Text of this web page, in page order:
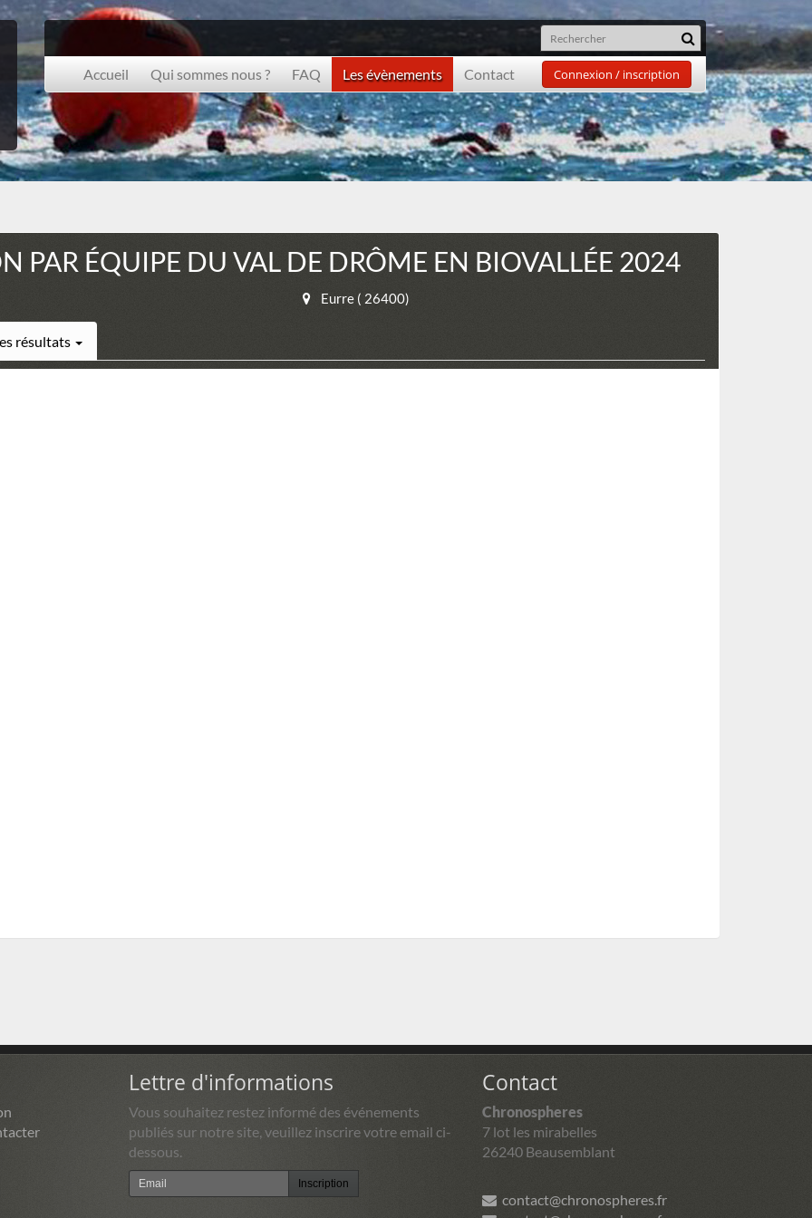
Accueil Qui sommes nous ? FAQ Les évènements Contact Connexion / inscription
PAR ÉQUIPE DU VAL DE DRÔME EN BIOVALLÉE 2024
Eurre ( 26400)
résultats
Lettre d'informations
Vous souhaitez restez informé des événements
publiés sur notre site, veuillez inscrire votre email ci-
dessous.
Inscription
Contact
Chronospheres
7 lot les mirabelles
26240 Beausemblant
contact@chronospheres.fr